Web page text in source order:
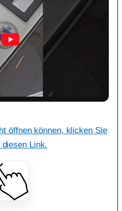
öffnen können, klicken Sie
diesen Link.